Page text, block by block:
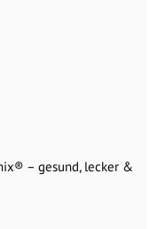
– gesund, lecker &